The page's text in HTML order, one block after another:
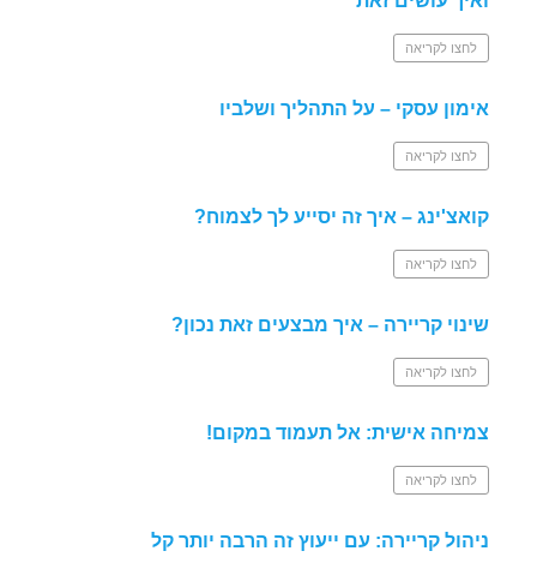
לחצו לקריאה
אימון עסקי – על התהליך ושלביו
לחצו לקריאה
קואצ'ינג – איך זה יסייע לך לצמוח?
לחצו לקריאה
שינוי קריירה – איך מבצעים זאת נכון?
לחצו לקריאה
צמיחה אישית: אל תעמוד במקום!
לחצו לקריאה
ניהול קריירה: עם ייעוץ זה הרבה יותר קל